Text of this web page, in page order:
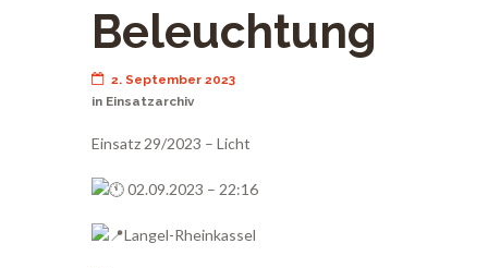
Beleuchtung
2. September 2023
in Einsatzarchiv
Einsatz 29/2023 – Licht
02.09.2023 – 22:16
Langel-Rheinkassel